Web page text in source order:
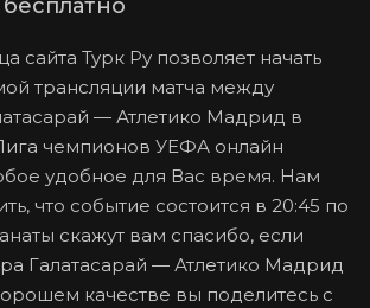
сайта Турк Ру позволяет начать
трансляции матча между
— Атлетико Мадрид в
чемпионов УЕФА онлайн
удобное для Вас время. Нам
что событие состоится в 20:45 по
скажут вам спасибо, если
Галатасарай — Атлетико Мадрид
качестве вы поделитесь с